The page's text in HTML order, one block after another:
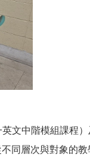
文中階模組課程
同層次與對象的